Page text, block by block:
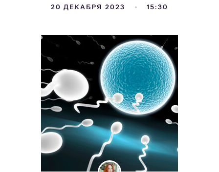
20 ДЕКАБРЯ 2023 15:30